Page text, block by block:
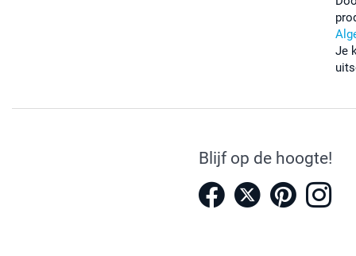
Je
Blijf op de hoogte!